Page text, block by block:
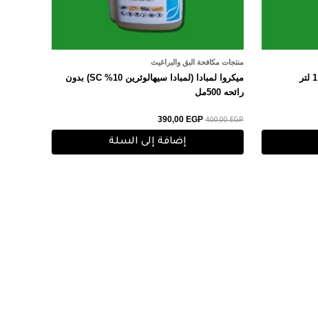
منتجات مكافحة البق والبراغيث
ميكروا لمبادا (لمبادا سيهالوثرين 10% SC) بدون
رائحه 500مل
400,00EGP
390,00 EGP
إضافة إلى السلة